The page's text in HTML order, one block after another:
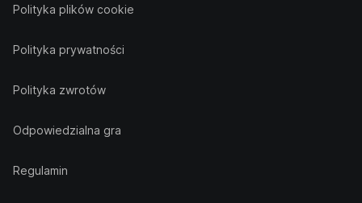
Polityka plików cookie
Polityka prywatności
Polityka zwrotów
Odpowiedzialna gra
Regulamin